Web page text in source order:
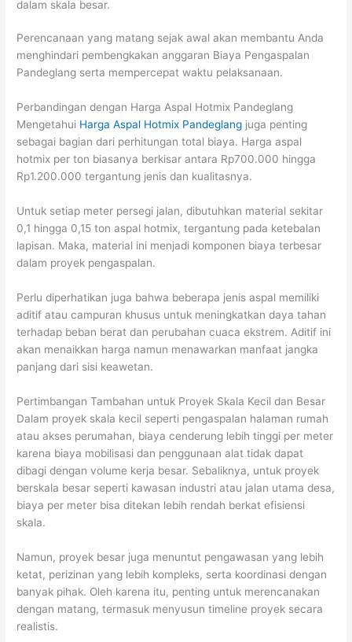
dalam skala besar.
Perencanaan yang matang sejak awal akan membantu Anda
menghindari pembengkakan anggaran Biaya Pengaspalan
Pandeglang serta mempercepat waktu pelaksanaan.
Perbandingan dengan Harga Aspal Hotmix Pandeglang
Mengetahui Harga Aspal Hotmix Pandeglang juga penting
sebagai bagian dari perhitungan total biaya. Harga aspal
hotmix per ton biasanya berkisar antara Rp700.000 hingga
Rp1.200.000 tergantung jenis dan kualitasnya.
Untuk setiap meter persegi jalan, dibutuhkan material sekitar
0,1 hingga 0,15 ton aspal hotmix, tergantung pada ketebalan
lapisan. Maka, material ini menjadi komponen biaya terbesar
dalam proyek pengaspalan.
Perlu diperhatikan juga bahwa beberapa jenis aspal memiliki
aditif atau campuran khusus untuk meningkatkan daya tahan
terhadap beban berat dan perubahan cuaca ekstrem. Aditif ini
akan menaikkan harga namun menawarkan manfaat jangka
panjang dari sisi keawetan.
Pertimbangan Tambahan untuk Proyek Skala Kecil dan Besar
Dalam proyek skala kecil seperti pengaspalan halaman rumah
atau akses perumahan, biaya cenderung lebih tinggi per meter
karena biaya mobilisasi dan penggunaan alat tidak dapat
dibagi dengan volume kerja besar. Sebaliknya, untuk proyek
berskala besar seperti kawasan industri atau jalan utama desa,
biaya per meter bisa ditekan lebih rendah berkat efisiensi
skala.
Namun, proyek besar juga menuntut pengawasan yang lebih
ketat, perizinan yang lebih kompleks, serta koordinasi dengan
banyak pihak. Oleh karena itu, penting untuk merencanakan
dengan matang, termasuk menyusun timeline proyek secara
realistis.